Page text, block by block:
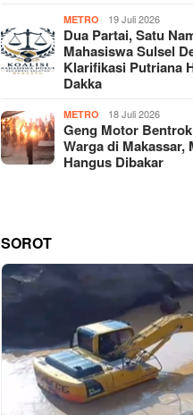
METRO 19 Juli 2026
Dua Partai, Satu
Mahasiswa Sulsel
Klarifikasi Putriana
Dakka
METRO 18 Juli 2026
Geng Motor
Warga di Makassar,
Hangus Dibakar
SOROT